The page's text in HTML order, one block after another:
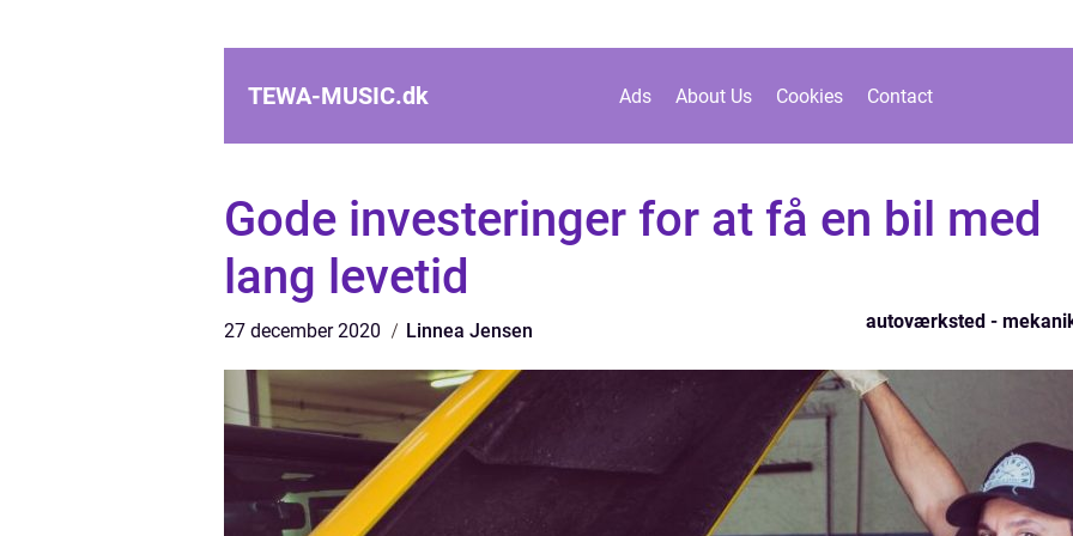
TEWA-MUSIC.dk Ads About Us Cookies Contact
Gode investeringer for at få en bil med
lang levetid
27 december 2020 Linnea Jensen autoværksted -